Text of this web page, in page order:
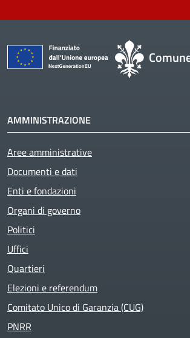
AMMINISTRAZIONE
Aree amministrative
Documenti e dati
Enti e fondazioni
Organi di governo
Politici
Uffici
Quartieri
Elezioni e referendum
Comitato Unico di Garanzia (CUG)
PNRR